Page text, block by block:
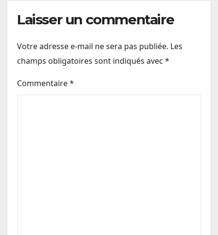
Laisser un commentaire
Votre adresse e-mail ne sera pas publiée. Les
champs obligatoires sont indiqués avec *
Commentaire*